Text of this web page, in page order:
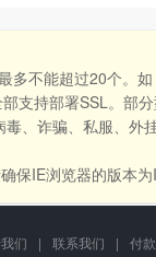
多不能超过20个。
支持部署SSL。部
、诈骗、私服、
保IE浏览器的版本
们 | 联系我们 |
付